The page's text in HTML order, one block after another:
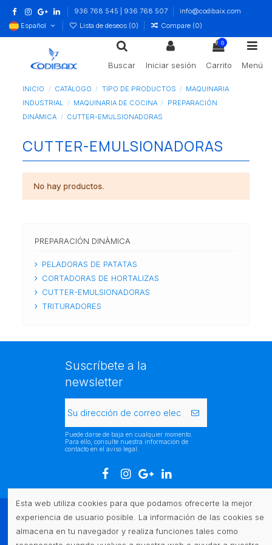
936 768 545 | 936 768 507
info@codibaix.com
Español
Lista de deseos (0) Compare (0)
Buscar Iniciar sesión
0
Carrito Menú
INICIO CATÁLOGO TIPO DE PRODUCTOS
MAQUINARIA
INDUSTRIAL
MAQUINARIA DE COCINA
PREPARACIÓN
DINÀMICA
CUTTER-EMULSIONADORAS
CUTTER-EMULSIONADORAS
No hay productos.
PREPARACIÓN DINÀMICA
PELADORAS DE PATATAS
CORTADORAS DE HORTALIZAS
CUTTER-EMULSIONADORAS
TRITURADORES
Suscríbete a la
newsletter
Puede darse de baja en cualquier momento.
Para ello, consulte nuestra información de
contacto en el aviso legal.
Atención al cliente
Esta web utiliza cookies para que podamos ofrecerte la mejor
experiencia de usuario posible. La información de las cookies se
almacena en tu navegador y realiza funciones tales como